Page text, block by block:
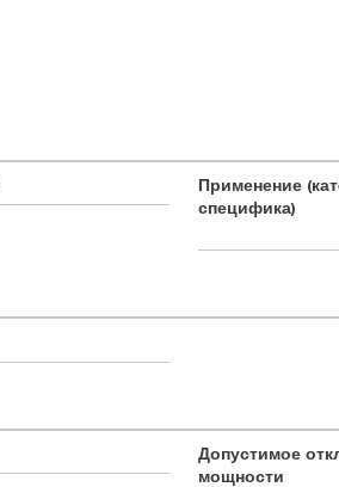
Применение
специфика)
Допустимое
мощности